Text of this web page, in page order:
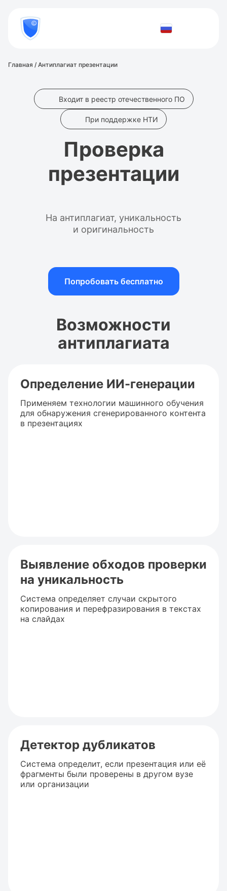
800
777-
81-Проверить
Главная / Антиплагиат презентации
Входит в реестр отечественного ПО
При поддержке НТИ
Проверка
презентации
На антиплагиат, уникальность
и оригинальность
Попробовать бесплатно
Возможности
антиплагиата
Выявление обходов проверки
на уникальность
Система определяет случаи скрытого
копирования и перефразирования в текстах
на слайдах
Определение ИИ-генерации
Применяем технологии машинного обучения
для обнаружения сгенерированного контента
в презентациях
Детектор дубликатов
Система определит, если презентация или её
фрагменты были проверены в другом вузе
или организации